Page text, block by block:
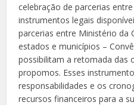
celebração de parcerias
instrumentos legais
parcerias entre Ministério da
estados e municípios –
possibilitam a retomada das
propomos. Esses
responsabilidades e os
recursos financeiros para a